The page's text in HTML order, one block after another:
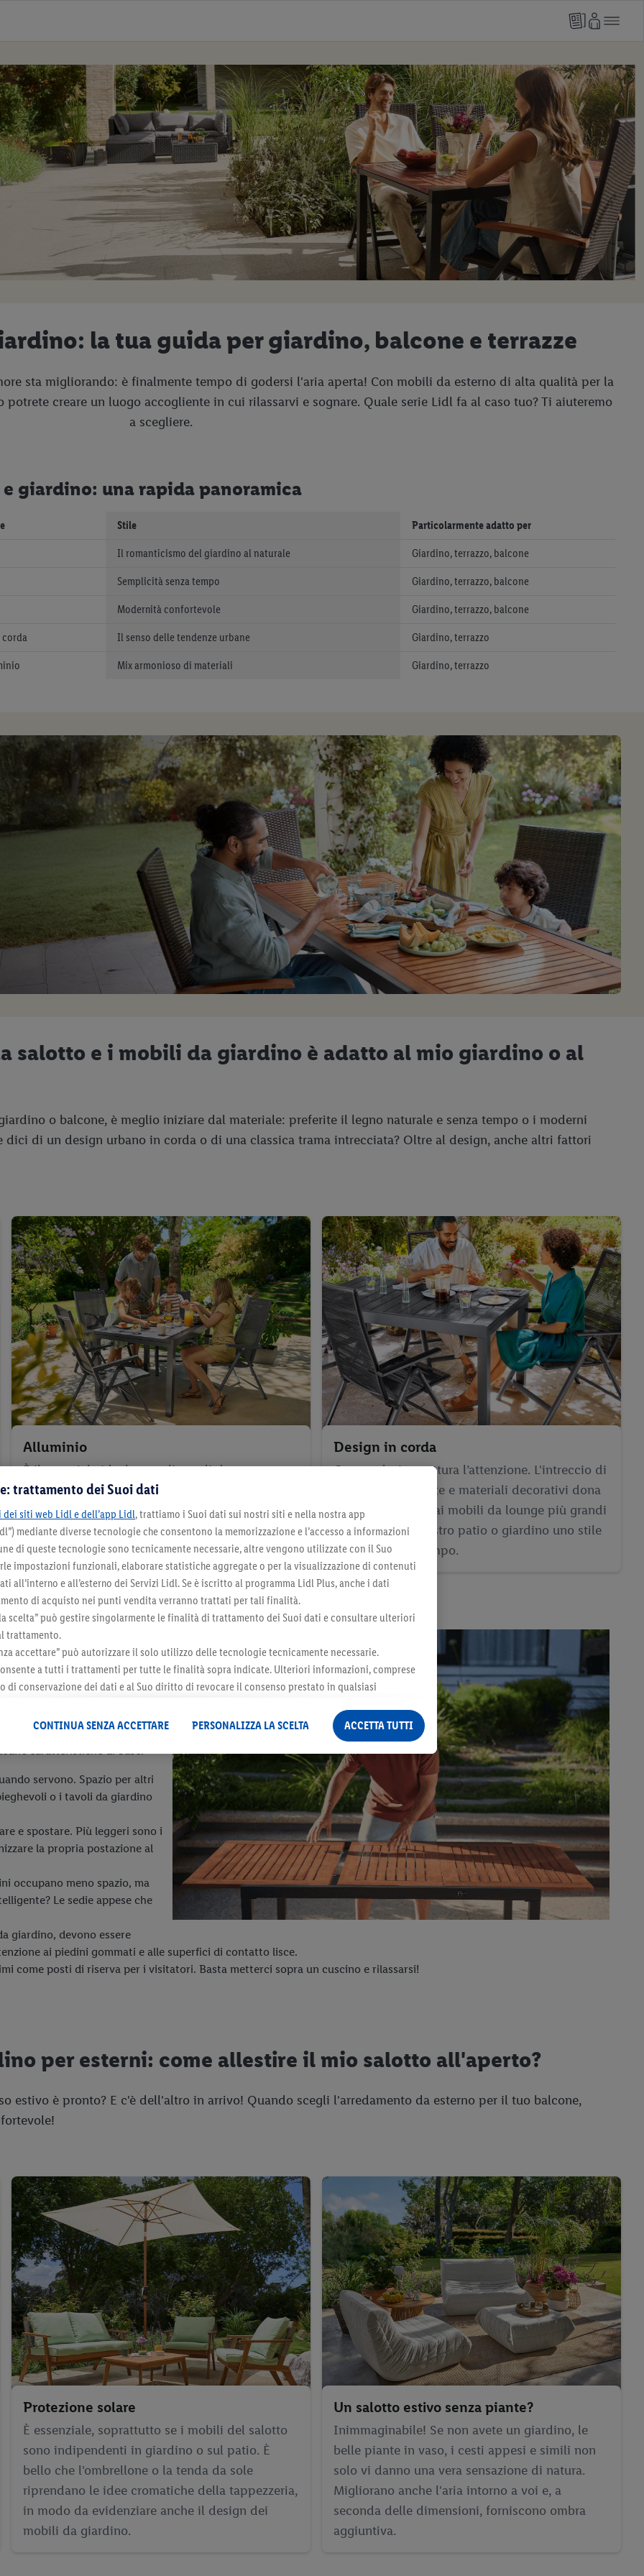
la tua guida per giardino, balcone e terrazze
sta migliorando: è finalmente tempo di godersi l'aria aperta! Con mobili da esterno di alta qualità per la
creare un luogo accogliente in cui rilassarvi e sognare. Quale serie Lidl fa al caso tuo? Ti aiuteremo
a scegliere.
giardino: una rapida panoramica
Stile Particolarmente adatto per
Il romanticismo del giardino al naturale Giardino, terrazzo, balcone
Semplicità senza tempo Giardino, terrazzo, balcone
Modernità confortevole Giardino, terrazzo, balcone
Il senso delle tendenze urbane Giardino, terrazzo
Mix armonioso di materiali Giardino, terrazzo
salotto e i mobili da giardino è adatto al mio giardino o al
o balcone, è meglio iniziare dal materiale: preferite il legno naturale e senza tempo o i moderni
di un design urbano in corda o di una classica trama intrecciata? Oltre al design, anche altri fattori
Alluminio
È il materiale ideale per gli arredi da esterno su
balconi o terrazze. Il metallo è leggerissimo.
Inoltre, i mobili da giardino in alluminio hanno
spesso un ingombro ridotto. Il look è elegante e
moderno, quindi senza tempo.
Design in corda
Questo design cattura l’attenzione. L'intreccio di
alluminio resistente e materiali decorativi dona
leggerezza anche ai mobili da lounge più grandi
e conferisce al vostro patio o giardino uno stile
trendy e senza tempo.
balconi e
quando lo
salotto all'aperto, i set di
caratteristiche di base:
servono. Spazio per altri
o i tavoli da giardino
e spostare. Più leggeri sono i
la propria postazione al
occupano meno spazio, ma
Le sedie appese che
giardino, devono essere
ai piedini gommati e alle superfici di contatto lisce.
come posti di riserva per i visitatori. Basta metterci sopra un cuscino e rilassarsi!
per esterni: come allestire il mio salotto all'aperto?
estivo è pronto? E c'è dell'altro in arrivo! Quando scegli l'arredamento da esterno per il tuo balcone,
Protezione solare
È essenziale, soprattutto se i mobili del salotto
sono indipendenti in giardino o sul patio. È
bello che l'ombrellone o la tenda da sole
riprendano le idee cromatiche della tappezzeria,
in modo da evidenziare anche il design dei
mobili da giardino.
Un salotto estivo senza piante?
Inimmaginabile! Se non avete un giardino, le
belle piante in vaso, i cesti appesi e simili non
solo vi danno una vera sensazione di natura.
Migliorano anche l'aria intorno a voi e, a
seconda delle dimensioni, forniscono ombra
aggiuntiva.
trattamento dei Suoi dati
siti web Lidl e dell’app Lidl, trattiamo i Suoi dati sui nostri siti e nella nostra app
mediante diverse tecnologie che consentono la memorizzazione e l’accesso a informazioni
di queste tecnologie sono tecnicamente necessarie, altre vengono utilizzate con il Suo
impostazioni funzionali, elaborare statistiche aggregate o per la visualizzazione di contenuti
all’interno e all’esterno dei Servizi Lidl. Se è iscritto al programma Lidl Plus, anche i dati
di acquisto nei punti vendita verranno trattati per tali finalità.
scelta” può gestire singolarmente le finalità di trattamento dei Suoi dati e consultare ulteriori
trattamento.
accettare” può autorizzare il solo utilizzo delle tecnologie tecnicamente necessarie.
a tutti i trattamenti per tutte le finalità sopra indicate. Ulteriori informazioni, comprese
di conservazione dei dati e al Suo diritto di revocare il consenso prestato in qualsiasi
CONTINUA SENZA ACCETTARE PERSONALIZZA LA SCELTA ACCETTA TUTTI